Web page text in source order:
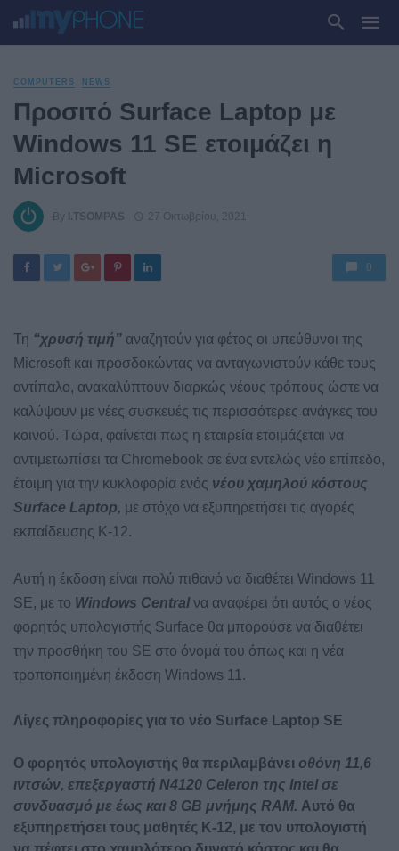
COMPUTERS NEWS
Προσιτό Surface Laptop με
Windows 11 SE ετοιμάζει η
Microsoft
By I.TSOMPAS 27 Οκτωβρίου, 2021
0
Τη “χρυσή τιμή” αναζητούν για φέτος οι υπεύθυνοι της
Microsoft και προσδοκώντας να ανταγωνιστούν κάθε τους
αντίπαλο, ανακαλύπτουν διαρκώς νέους τρόπους ώστε να
καλύψουν με νέες συσκευές τις περισσότερες ανάγκες του
κοινού. Τώρα, φαίνεται πως η εταιρεία ετοιμάζεται να
αντιμετωπίσει τα Chromebook σε ένα εντελώς νέο επίπεδο,
έτοιμη για την κυκλοφορία ενός νέου χαμηλού κόστους
Surface Laptop, με στόχο να εξυπηρετήσει τις αγορές
εκπαίδευσης K-12.
Αυτή η έκδοση είναι πολύ πιθανό να διαθέτει Windows 11
SE, με το Windows Centralνα αναφέρει ότι αυτός ο νέος
φορητός υπολογιστής Surface θα μπορούσε να διαθέτει
την προσθήκη του SE στο όνομά του όπως και η νέα
τροποποιημένη έκδοση Windows 11.
Λίγες πληροφορίες για το νέο Surface Laptop SE
Ο φορητός υπολογιστής θα περιλαμβάνει οθόνη 11,6
ιντσών, επεξεργαστή N4120 Celeron της Intel σε
συνδυασμό με έως και 8 GB μνήμης RAM. Αυτό θα
εξυπηρετήσει τους μαθητές K-12, με τον υπολογιστή